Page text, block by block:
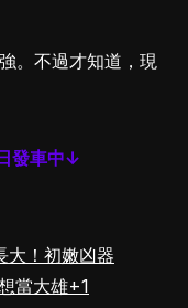
。不過才知道，現
發車中↓
大！初嫩凶器
當大雄+1